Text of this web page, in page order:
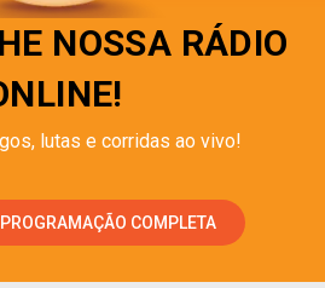
NOSSA RÁDIO
lutas e corridas ao vivo!
COMPLETA